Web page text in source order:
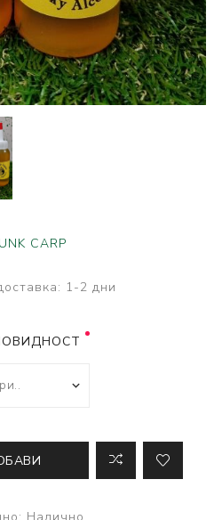
CARP
1-2 дни
Налично